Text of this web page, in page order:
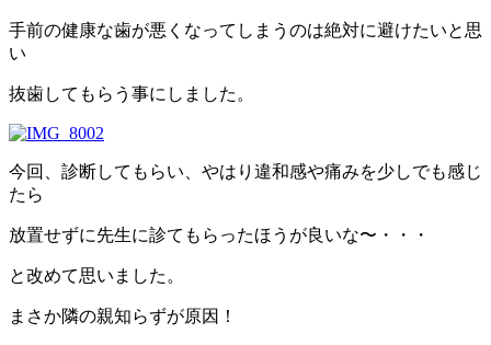
手前の健康な歯が悪くなってしまうのは絶対に避けたいと思
い
抜歯してもらう事にしました。
今回、診断してもらい、やはり違和感や痛みを少しでも感じ
たら
放置せずに先生に診てもらったほうが良いな〜・・・
と改めて思いました。
まさか隣の親知らずが原因！